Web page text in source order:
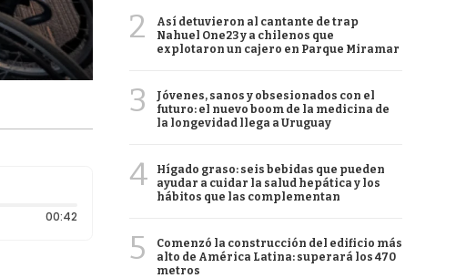
00:42Duración: 42 segundos
2
Así detuvieron al cantante de trap
Nahuel One23 y a chilenos que
explotaron un cajero en Parque Miramar
3
Jóvenes, sanos y obsesionados con el
futuro: el nuevo boom de la medicina de
la longevidad llega a Uruguay
4
Hígado graso: seis bebidas que pueden
ayudar a cuidar la salud hepática y los
hábitos que las complementan
5
Comenzó la construcción del edificio más
alto de América Latina: superará los 470
metros